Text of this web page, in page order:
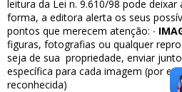
leitura da Lei n. 9.610/98 pode deixar
forma, a editora alerta os seus
pontos que merecem atenção: ∙
figuras, fotografias ou qualquer
seja de sua propriedade, enviar
específica para cada imagem (por
reconhecida)